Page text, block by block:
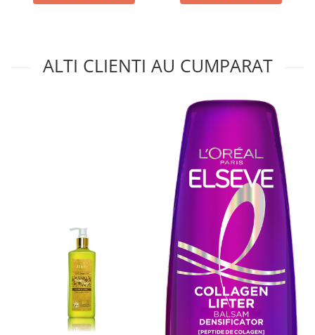
ALTI CLIENTI AU CUMPARAT